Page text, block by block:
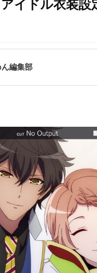
イドル衣装
編集部